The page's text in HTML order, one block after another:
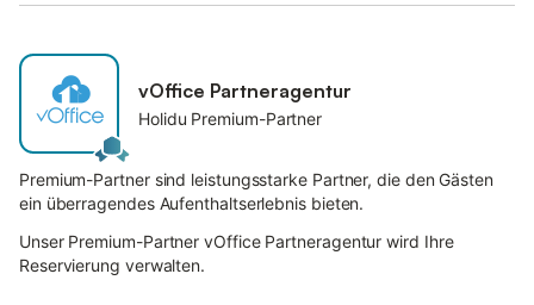
vOffice Partneragentur
Holidu Premium-Partner
Premium-Partner sind leistungsstarke Partner, die den Gästen
ein überragendes Aufenthaltserlebnis bieten.
Unser Premium-Partner vOffice Partneragentur wird Ihre
Reservierung verwalten.